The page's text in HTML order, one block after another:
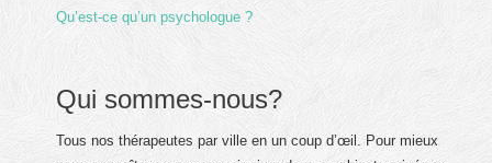
Qu’est-ce qu’un psychologue ?
Qui sommes-nous?
Tous nos thérapeutes par ville en un coup d’œil. Pour mieux